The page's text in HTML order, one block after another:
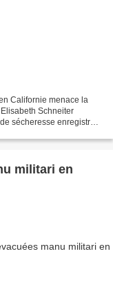
Californie menace la
Schneiter
sécheresse enregistrée
militari en